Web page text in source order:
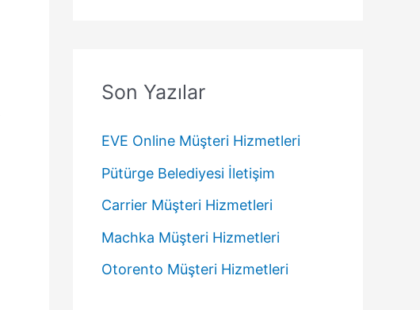
Son Yazılar
EVE Online Müşteri Hizmetleri
Pütürge Belediyesi İletişim
Carrier Müşteri Hizmetleri
Machka Müşteri Hizmetleri
Otorento Müşteri Hizmetleri